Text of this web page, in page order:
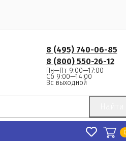
8 (495) 740-06-85
8 (800) 550-26-12
Пн—Пт 9:00—17:00
Сб 9:00—14:00
Вс выходной